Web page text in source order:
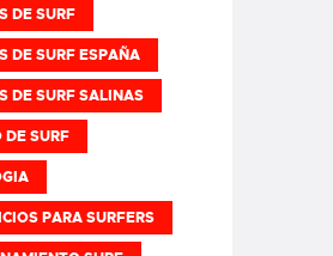
DE SURF
DE SURF ESPAÑA
DE SURF SALINAS
DE SURF
PARA SURFERS